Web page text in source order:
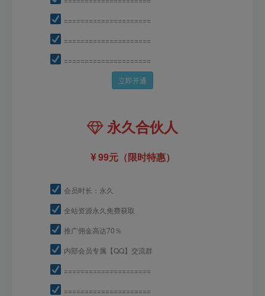
=====================
=====================
=====================
立即开通
永久合伙人
99元（限时特惠）
会员时长：永久
全站资源永久免费获取
推广佣金高达70％
内部会员专属【QQ】交流群
=====================
=====================